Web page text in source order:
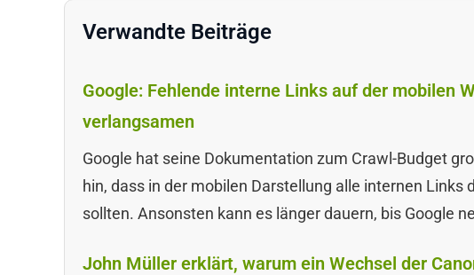
Verwandte Beiträge
Google: Fehlende interne Links auf der mobilen
verlangsamen
Google hat seine Dokumentation zum Crawl-Budget
hin, dass in der mobilen Darstellung alle internen Links
sollten. Ansonsten kann es länger dauern, bis Google
John Müller erklärt, warum ein Wechsel der